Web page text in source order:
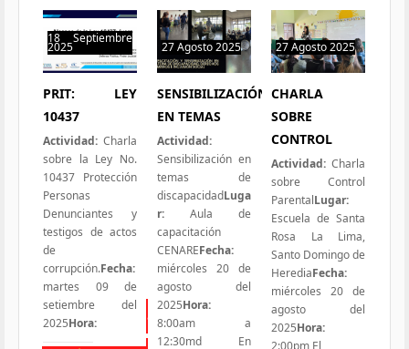
Todas las Iniciativas
18 Septiembre
2025
0 hit
PRIT: LEY
10437
Actividad: Charla
sobre la Ley No.
10437 Protección
Personas
Denunciantes y
testigos de actos
de
corrupción.Fecha:
martes 09 de
setiembre del
2025Hora:
27 Agosto 2025
0 hit
SENSIBILIZACIÓN
EN TEMAS
Actividad:
Sensibilización en
temas de
discapacidadLuga
r: Aula de
capacitación
CENAREFecha:
miércoles 20 de
agosto del
2025Hora:
8:00am a
12:30md En
27 Agosto 2025
2 hits
CHARLA
SOBRE
CONTROL
Actividad: Charla
sobre Control
ParentalLugar:
Escuela de Santa
Rosa La Lima,
Santo Domingo de
HerediaFecha:
miércoles 20 de
agosto del
2025Hora:
2:00pm El